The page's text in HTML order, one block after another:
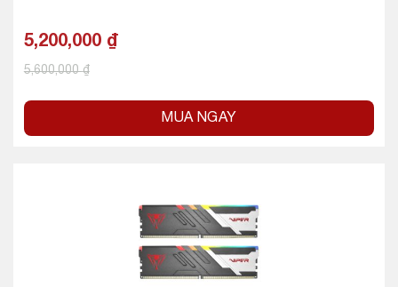
5,200,000 ₫
5,600,000₫
MUA NGAY